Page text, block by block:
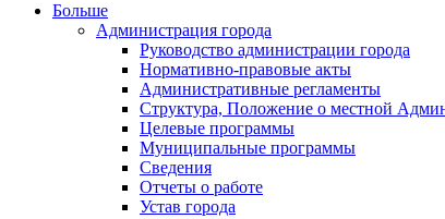
Больше
Администрация города
Руководство администрации города
Нормативно-правовые акты
Административные регламенты
Структура, Положение о местной
Целевые программы
Муниципальные программы
Сведения
Отчеты о работе
Устав города